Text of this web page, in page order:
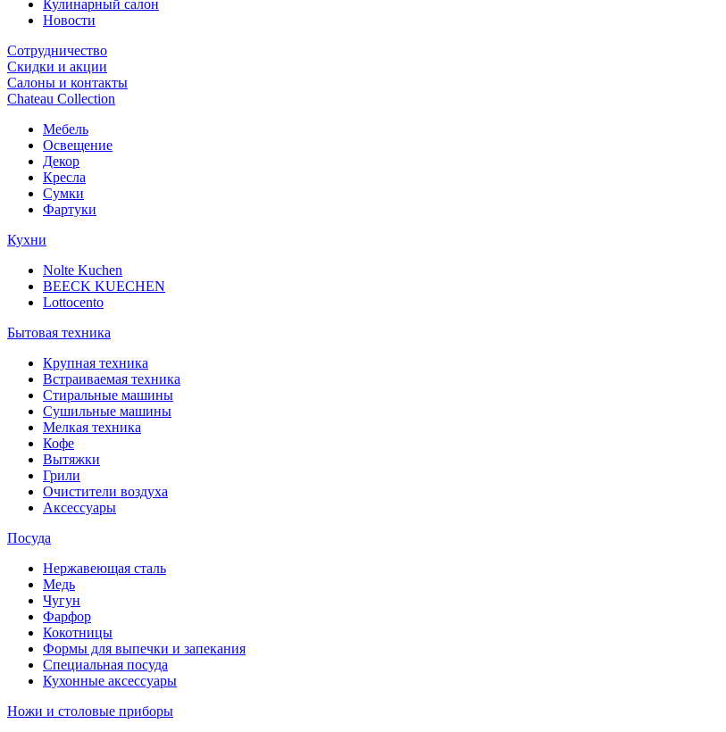
Кулинарный салон
Новости
Сотрудничество
Скидки и акции
Салоны и контакты
Chateau Collection
Мебель
Освещение
Декор
Кресла
Сумки
Фартуки
Кухни
Nolte Kuchen
BEECK KUECHEN
Lottocento
Бытовая техника
Крупная техника
Встраиваемая техника
Стиральные машины
Сушильные машины
Мелкая техника
Кофе
Вытяжки
Грили
Очистители воздуха
Аксессуары
Посуда
Нержавеющая сталь
Медь
Чугун
Фарфор
Кокотницы
Формы для выпечки и запекания
Специальная посуда
Кухонные аксессуары
Ножи и столовые приборы